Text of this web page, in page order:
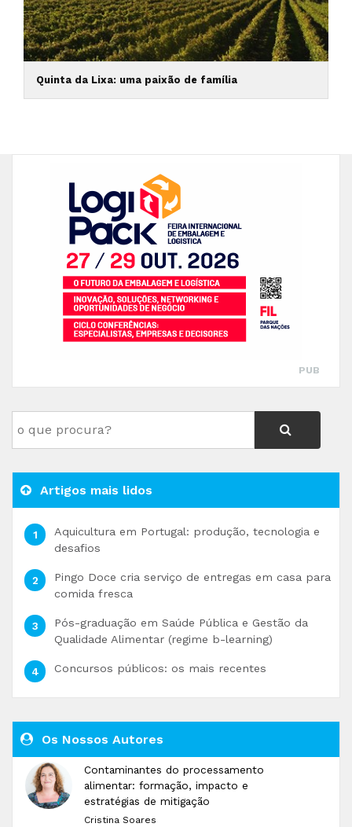
Quinta da Lixa: uma paixão de família
PUB
Artigos mais lidos
Aquicultura em Portugal: produção, tecnologia e
desafios
Pingo Doce cria serviço de entregas em casa para
comida fresca
Pós-graduação em Saúde Pública e Gestão da
Qualidade Alimentar (regime b-learning)
Concursos públicos: os mais recentes
Os Nossos Autores
Contaminantes do processamento
alimentar: formação, impacto e
estratégias de mitigação
Cristina Soares